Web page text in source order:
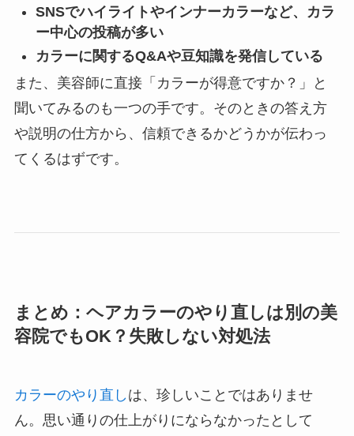
SNSでハイライトやインナーカラーなど、カラ
ー中心の投稿が多い
カラーに関するQ&Aや豆知識を発信している
また、美容師に直接「カラーが得意ですか？」と
聞いてみるのも一つの手です。そのときの答え方
や説明の仕方から、信頼できるかどうかが伝わっ
てくるはずです。
まとめ：ヘアカラーのやり直しは別の美
容院でもOK？失敗しない対処法
カラーのやり直し は、珍しいことではありませ
ん。思い通りの仕上がりにならなかったとして